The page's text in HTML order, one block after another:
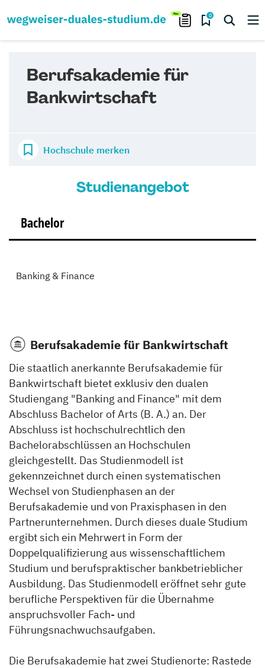
0
Berufsakademie für
Bankwirtschaft
Hochschule merken
Studienangebot
Bachelor
Banking & Finance
Berufsakademie für Bankwirtschaft
Die staatlich anerkannte Berufsakademie für
Bankwirtschaft bietet exklusiv den dualen
Studiengang "Banking and Finance" mit dem
Abschluss Bachelor of Arts (B. A.) an. Der
Abschluss ist hochschulrechtlich den
Bachelorabschlüssen an Hochschulen
gleichgestellt. Das Studienmodell ist
gekennzeichnet durch einen systematischen
Wechsel von Studienphasen an der
Berufsakademie und von Praxisphasen in den
Partnerunternehmen. Durch dieses duale Studium
ergibt sich ein Mehrwert in Form der
Doppelqualifizierung aus wissenschaftlichem
Studium und berufspraktischer bankbetrieblicher
Ausbildung. Das Studienmodell eröffnet sehr gute
berufliche Perspektiven für die Übernahme
anspruchsvoller Fach- und
Führungsnachwuchsaufgaben.
Die Berufsakademie hat zwei Studienorte: Rastede